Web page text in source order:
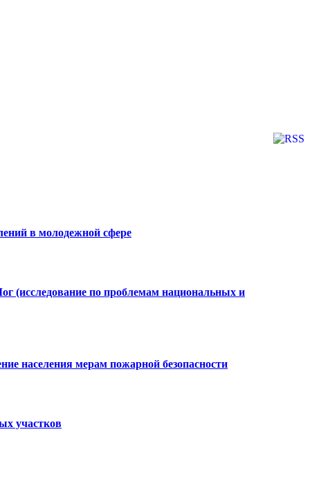
в молодежной сфере
(исследование по проблемам национальных и
населения мерам пожарной безопасности
участков